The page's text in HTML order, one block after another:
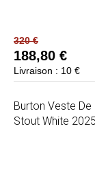
320 €
188,80 €
Livraison : 10 €
Burton Veste
Stout White 2025